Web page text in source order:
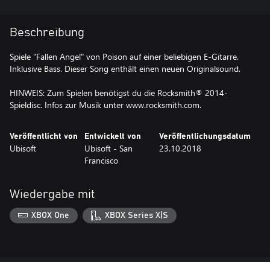
Beschreibung
Spiele "Fallen Angel" von Poison auf einer beliebigen E-Gitarre.
Inklusive Bass. Dieser Song enthält einen neuen Originalsound.
HINWEIS: Zum Spielen benötigst du die Rocksmith® 2014-
Spieldisc. Infos zur Musik unter www.rocksmith.com.
Veröffentlicht von
Ubisoft
Entwickelt von
Ubisoft - San
Francisco
Veröffentlichungsdatum
23.10.2018
Wiedergabe mit
XBOX One XBOX Series X|S